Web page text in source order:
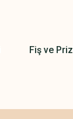
Fiş ve